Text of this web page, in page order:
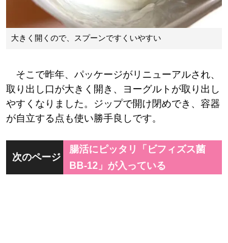
大きく開くので、スプーンですくいやすい
そこで昨年、パッケージがリニューアルされ、
取り出し口が大きく開き、ヨーグルトが取り出し
やすくなりました。ジップで開け閉めでき、容器
が自立する点も使い勝手良しです。
次のページ
腸活にピッタリ「ビフィズス菌
BB-12」が入っている